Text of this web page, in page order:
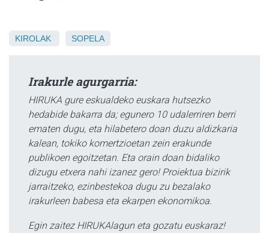
KIROLAK SOPELA
Irakurle agurgarria:
HIRUKA gure eskualdeko euskara hutsezko
hedabide bakarra da; egunero 10 udalerriren berri
ematen dugu, eta hilabetero doan duzu aldizkaria
kalean, tokiko komertzioetan zein erakunde
publikoen egoitzetan. Eta orain doan bidaliko
dizugu etxera nahi izanez gero! Proiektua bizirik
jarraitzeko, ezinbestekoa dugu zu bezalako
irakurleen babesa eta ekarpen ekonomikoa.
Egin zaitez HIRUKAlagun eta gozatu euskaraz!